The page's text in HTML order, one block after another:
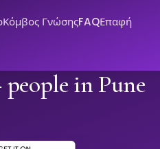
Κόμβος ΓνώσηςFAQΕπαφή
in Pune